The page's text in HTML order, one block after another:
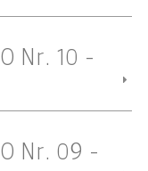
Nr. 10 -
Nr. 09 -